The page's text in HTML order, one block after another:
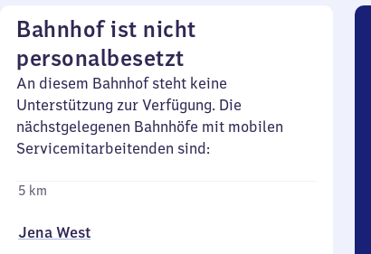
Bahnhof ist nicht
personalbesetzt
An diesem Bahnhof steht keine
Unterstützung zur Verfügung. Die
nächstgelegenen Bahnhöfe mit mobilen
Servicemitarbeitenden sind:
5 km
Jena West